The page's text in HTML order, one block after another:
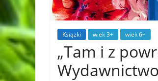
Książki wiek 3+ wiek 6+
„Tam i z